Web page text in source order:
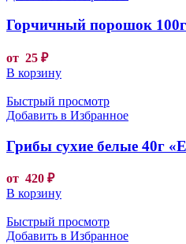
Горчичный порошок
от 25 ₽
В корзину
Быстрый просмотр
Добавить в Избранное
Грибы сухие белые 40г
от 420 ₽
В корзину
Быстрый просмотр
Добавить в Избранное